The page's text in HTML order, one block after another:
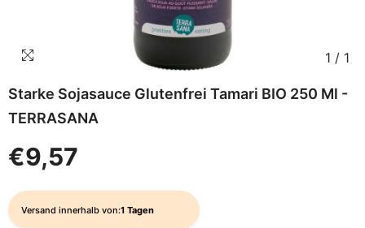
1 / 1
Starke Sojasauce Glutenfrei Tamari BIO 250 Ml -
TERRASANA
€9,57
Versand innerhalb von:1 Tagen